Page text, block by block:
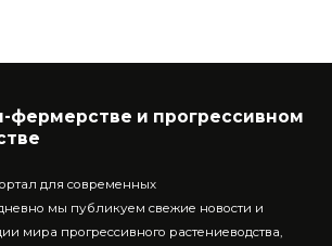
фермерстве и прогрессивном
для современных
мы публикуем свежие новости и
мира прогрессивного растениеводства,